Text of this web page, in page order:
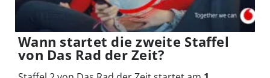
Wann startet die zweite Staffel
von Das Rad der Zeit?